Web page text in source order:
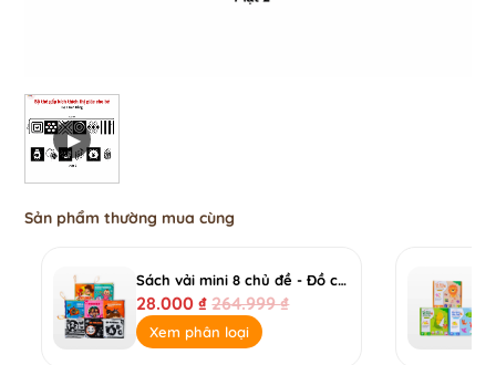
Sản phẩm thường mua cùng
Sách vải mini 8 chủ đề - Đồ chơi giáo dục đầu đời kích thích đa giác quan
28.000₫ 264.999₫
Xem phân loại